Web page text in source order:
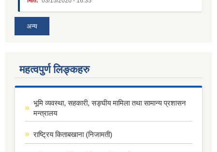
अन्य
महत्वपुर्ण लिङ्कहरु
भूमि व्यवस्था, सहकारी, सङ्घीय मामिला तथा सामान्य प्रशासन
मन्त्रालय
राष्ट्रिय किताबखाना (निजामती)